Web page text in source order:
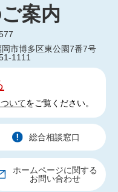
案内
市博多区東公園7番7号
1111
いてをご覧ください。
総合相談窓口
ホームページに関する
お問い合わせ